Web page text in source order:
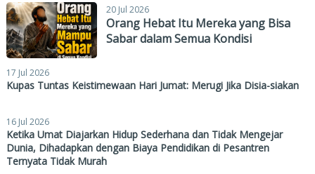
20 Jul 2026
Orang Hebat Itu Mereka yang Bisa
Sabar dalam Semua Kondisi
17 Jul 2026
Kupas Tuntas Keistimewaan Hari Jumat: Merugi Jika Disia-siakan
16 Jul 2026
Ketika Umat Diajarkan Hidup Sederhana dan Tidak Mengejar
Dunia, Dihadapkan dengan Biaya Pendidikan di Pesantren
Ternyata Tidak Murah